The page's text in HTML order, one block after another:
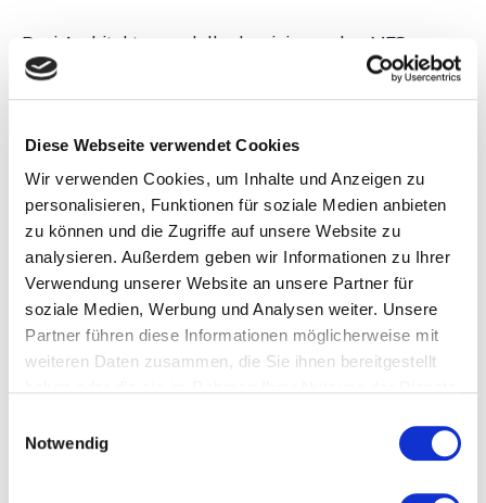
Diese Webseite verwendet Cookies
Wir verwenden Cookies, um Inhalte und Anzeigen zu
personalisieren, Funktionen für soziale Medien anbieten
zu können und die Zugriffe auf unsere Website zu
analysieren. Außerdem geben wir Informationen zu Ihrer
Verwendung unserer Website an unsere Partner für
soziale Medien, Werbung und Analysen weiter. Unsere
Partner führen diese Informationen möglicherweise mit
weiteren Daten zusammen, die Sie ihnen bereitgestellt
Notwendig
Drei Architekturmodelle dominieren den MES-
Markt:
(lokal installiert, 12–24 Monate
Implementierung),Cloud-hosted(bestehende
Software in die Cloud verlagert, wenig
Architekturgewinn) undCloud-native(von Grund
auf für die Cloud entwickelt, Tage bis Wochen
Implementierung, SaaS-Preismodell).
Kriterium On-Premise
Cloud-
hosted
Cloud
6–18